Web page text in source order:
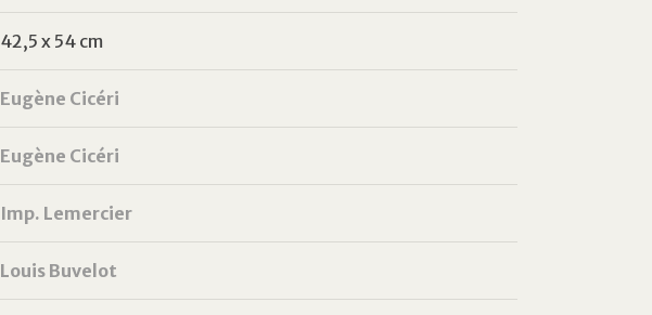
42,5 x 54 cm
Eugène Cicéri
Eugène Cicéri
Imp. Lemercier
Louis Buvelot